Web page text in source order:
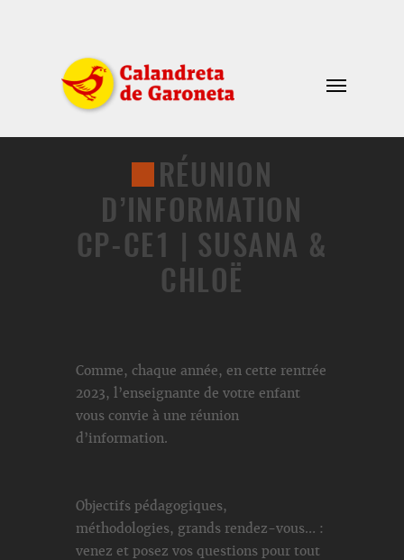
RÉUNION
D’INFORMATION
CP-CE1 | SUSANA &
CHLOË
Comme, chaque année, en cette rentrée
2023, l’enseignante de votre enfant
vous convie à une réunion
d’information.
Objectifs pédagogiques,
méthodologies, grands rendez-vous… :
venez et posez vos questions pour tout